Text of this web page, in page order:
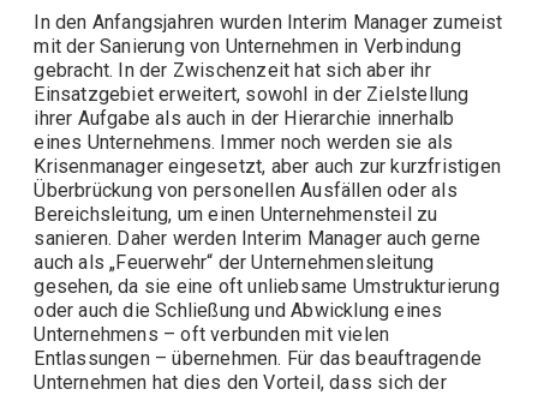
In den Anfangsjahren wurden Interim Manager zumeist
mit der Sanierung von Unternehmen in Verbindung
gebracht. In der Zwischenzeit hat sich aber ihr
Einsatzgebiet erweitert, sowohl in der Zielstellung
ihrer Aufgabe als auch in der Hierarchie innerhalb
eines Unternehmens. Immer noch werden sie als
Krisenmanager eingesetzt, aber auch zur kurzfristigen
Überbrückung von personellen Ausfällen oder als
Bereichsleitung, um einen Unternehmensteil zu
sanieren. Daher werden Interim Manager auch gerne
auch als „Feuerwehr“ der Unternehmensleitung
gesehen, da sie eine oft unliebsame Umstrukturierung
oder auch die Schließung und Abwicklung eines
Unternehmens – oft verbunden mit vielen
Entlassungen – übernehmen. Für das beauftragende
Unternehmen hat dies den Vorteil, dass sich der